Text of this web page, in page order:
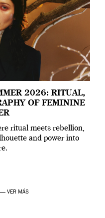
2026: RITUAL,
OF FEMININE
ritual meets rebellion,
and power into
— VER MÁS